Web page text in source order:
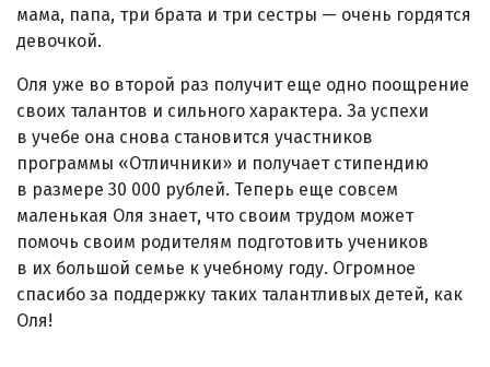
мама, папа, три брата и три сестры — очень гордятся
девочкой.
Оля уже во второй раз получит еще одно поощрение
своих талантов и сильного характера. За успехи
в учебе она снова становится участников
программы «Отличники» и получает стипендию
в размере 30 000 рублей. Теперь еще совсем
маленькая Оля знает, что своим трудом может
помочь своим родителям подготовить учеников
в их большой семье к учебному году. Огромное
спасибо за поддержку таких талантливых детей, как
Оля!